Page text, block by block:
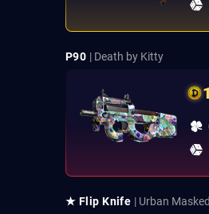
P90 | Death by Kitty
★ Flip Knife | Urban Masked